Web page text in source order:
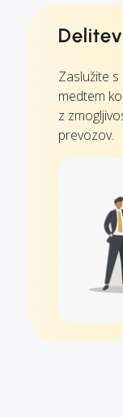
Zaslužite
medtem
z
prevozov.